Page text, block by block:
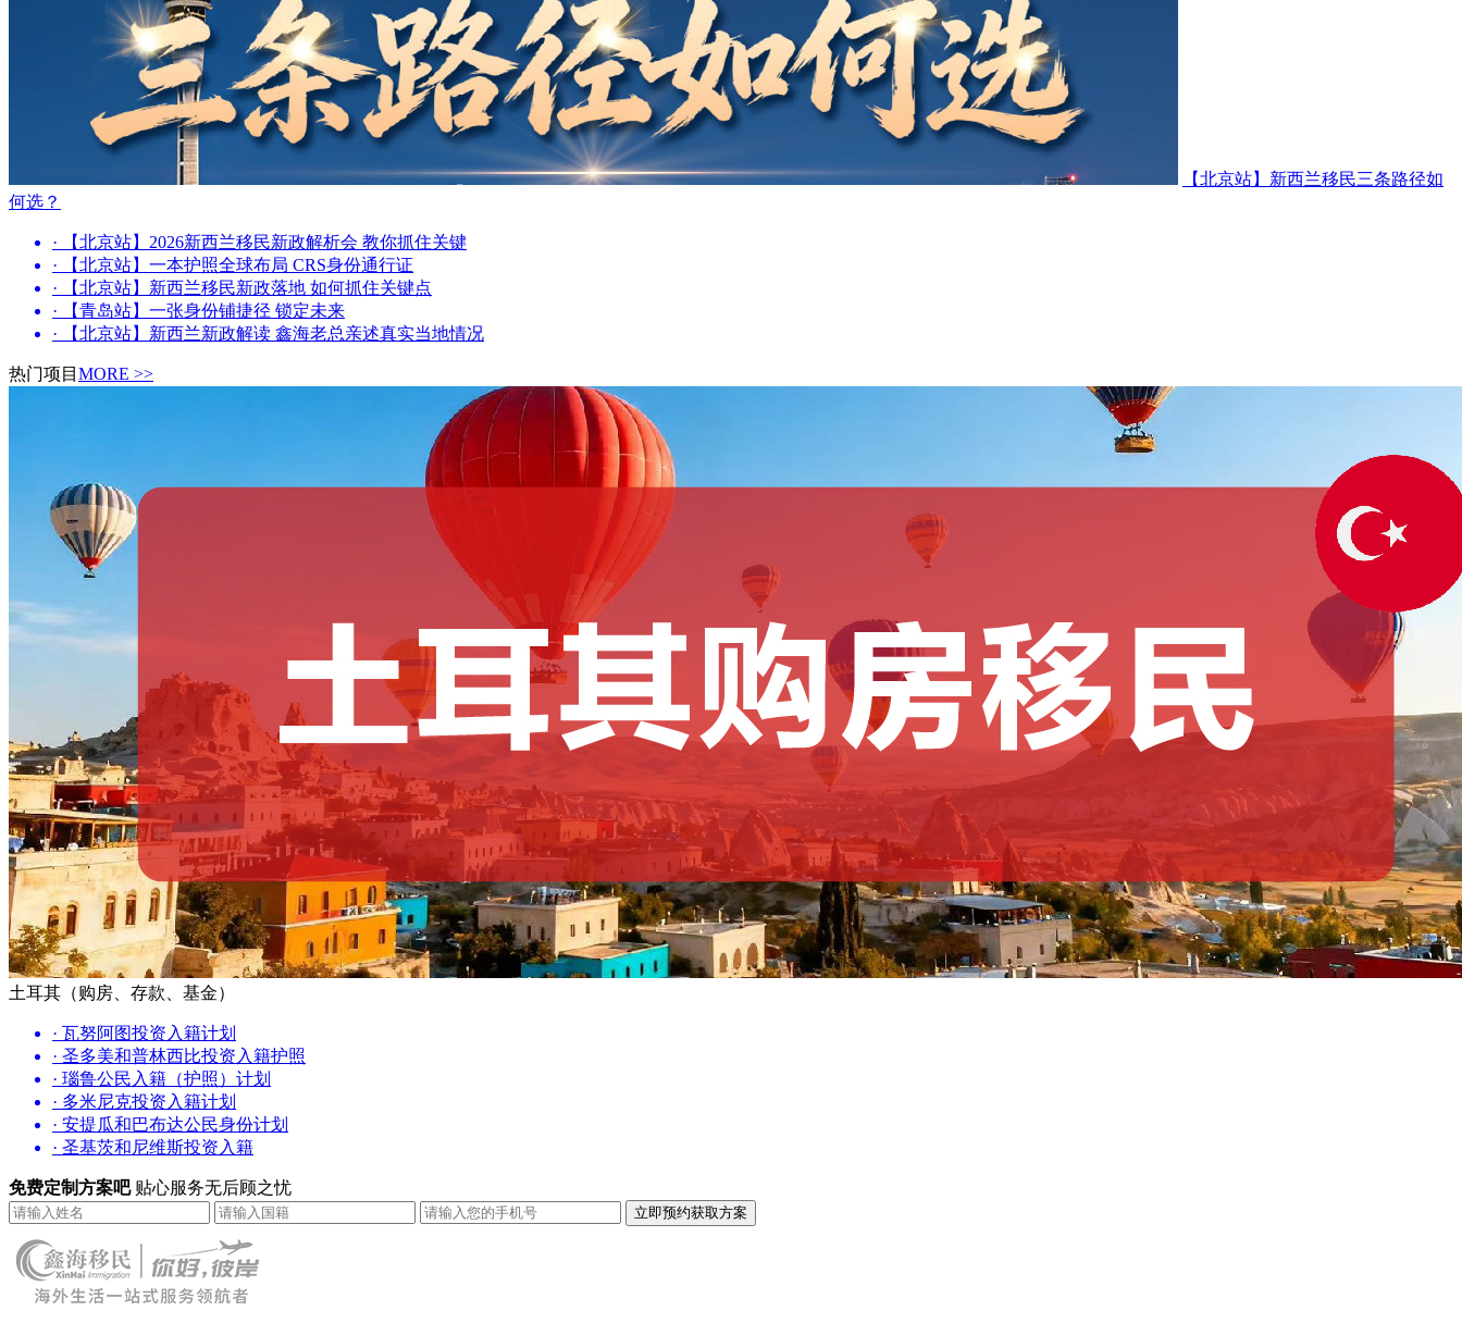
安家
案例
鑫海
【北京站】新西兰移民三条路径如
何选？
· 【北京站】2026新西兰移民新政解析会 教你抓住关键
· 【北京站】一本护照全球布局 CRS身份通行证
· 【北京站】新西兰移民新政落地 如何抓住关键点
· 【青岛站】一张身份铺捷径 锁定未来
· 【北京站】新西兰新政解读 鑫海老总亲述真实当地情况
热门项目 MORE >>
土耳其（购房、存款、基金）
· 瓦努阿图投资入籍计划
· 圣多美和普林西比投资入籍护照
· 瑙鲁公民入籍（护照）计划
· 多米尼克投资入籍计划
· 安提瓜和巴布达公民身份计划
· 圣基茨和尼维斯投资入籍
免费定制方案吧 贴心服务无后顾之忧